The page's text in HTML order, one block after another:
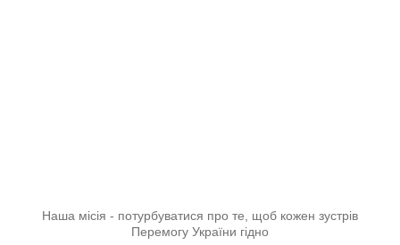
Наша місія - потурбуватися про те, щоб кожен зустрів
Перемогу України гідно